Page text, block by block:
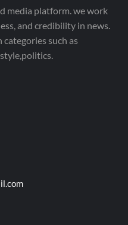
media platform. we work
and credibility in news.
such as